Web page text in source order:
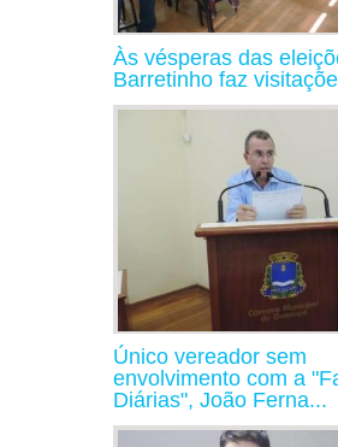
Às vésperas das
Barretinho faz
Único vereador sem
envolvimento com a
Diárias", João Ferna...